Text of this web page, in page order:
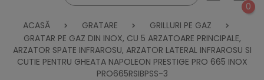
0
ACASĂ
GRATARE
GRILLURI PE GAZ
GRATAR PE GAZ DIN INOX, CU 5 ARZATOARE PRINCIPALE,
ARZATOR SPATE INFRAROSU, ARZATOR LATERAL INFRAROSU SI
CUTIE PENTRU GHEATA NAPOLEON PRESTIGE PRO 665 INOX
PRO665RSIBPSS-3